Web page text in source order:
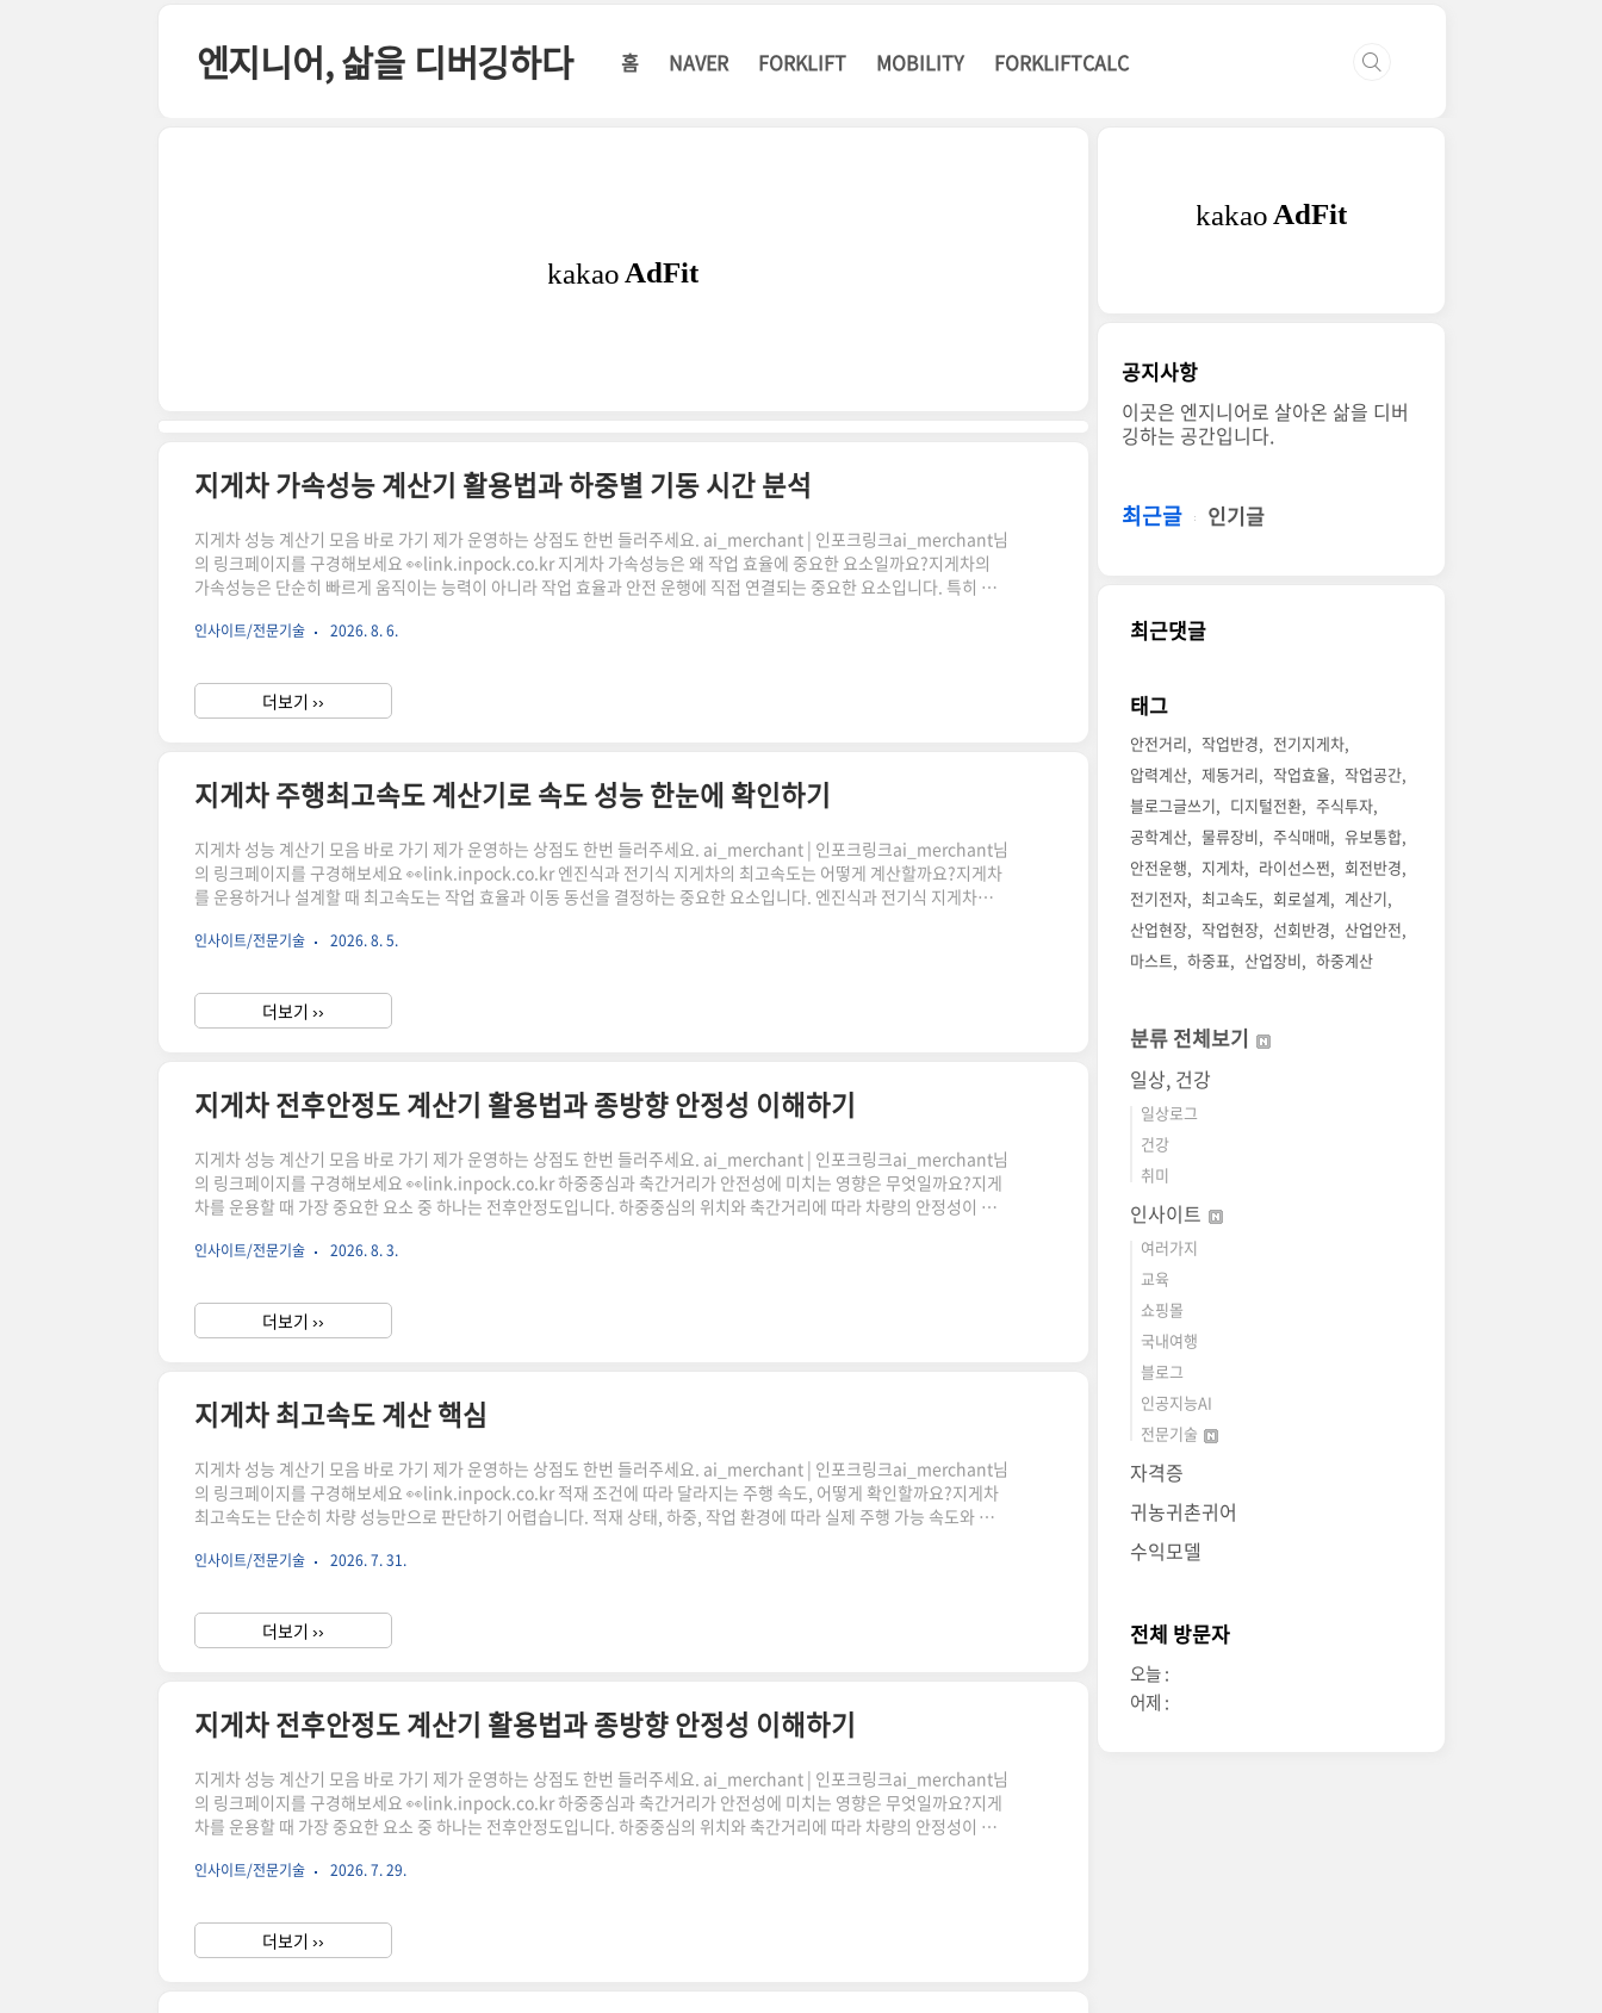
엔지니어, 삶을 디버깅하다 홈 NAVER FORKLIFT MOBILITY FORKLIFTCALC
지게차 가속성능 계산기 활용법과 하중별 기동 시간 분석
지게차 성능 계산기 모음 바로 가기 제가 운영하는 상점도 한번 들러주세요. ai_merchant | 인포크링크ai_merchant님
의 링크페이지를 구경해보세요 👀link.inpock.co.kr 지게차 가속성능은 왜 작업 효율에 중요한 요소일까요?지게차의
가속성능은 단순히 빠르게 움직이는 능력이 아니라 작업 효율과 안전 운행에 직접 연결되는 중요한 요소입니다. 특히 적
산기를 활용하면 하중 조건에 따른 가속 특성을 손쉽게 확인할 수 있습니다.지게차 가속성능이란 무엇인가쿠팡링크 클릭
인사이트/전문기술 2026. 8. 6.
더보기 ››
지게차 주행최고속도 계산기로 속도 성능 한눈에 확인하기
지게차 성능 계산기 모음 바로 가기 제가 운영하는 상점도 한번 들러주세요. ai_merchant | 인포크링크ai_merchant님
의 링크페이지를 구경해보세요 👀link.inpock.co.kr 엔진식과 전기식 지게차의 최고속도는 어떻게 계산할까요?지게차
를 운용하거나 설계할 때 최고속도는 작업 효율과 이동 동선을 결정하는 중요한 요소입니다. 엔진식과 전기식 지게차는
리고 속도 분석 시 확인해야 할 주요 항목을 살펴보겠습니다.지게차 최고속도가 중요한 이유지게차의 최고속도는 단순히
인사이트/전문기술 2026. 8. 5.
더보기 ››
지게차 전후안정도 계산기 활용법과 종방향 안정성 이해하기
지게차 성능 계산기 모음 바로 가기 제가 운영하는 상점도 한번 들러주세요. ai_merchant | 인포크링크ai_merchant님
의 링크페이지를 구경해보세요 👀link.inpock.co.kr 하중중심과 축간거리가 안전성에 미치는 영향은 무엇일까요?지게
차를 운용할 때 가장 중요한 요소 중 하나는 전후안정도입니다. 하중중심의 위치와 축간거리에 따라 차량의 안정성이 크
념과 계산 요소를 살펴보고, 관련 계산기를 활용하는 방법까지 함께 알아보겠습니다.전후안정도란 무엇인가쿠팡링크 클
인사이트/전문기술 2026. 8. 3.
더보기 ››
지게차 최고속도 계산 핵심
지게차 성능 계산기 모음 바로 가기 제가 운영하는 상점도 한번 들러주세요. ai_merchant | 인포크링크ai_merchant님
의 링크페이지를 구경해보세요 👀link.inpock.co.kr 적재 조건에 따라 달라지는 주행 속도, 어떻게 확인할까요?지게차
최고속도는 단순히 차량 성능만으로 판단하기 어렵습니다. 적재 상태, 하중, 작업 환경에 따라 실제 주행 가능 속도와 권
도구입니다.지게차 최고속도 계산이 중요한 이유지게차는 일반 차량과 달리 화물을 들어 올린 상태로 움직입니다.그래서
인사이트/전문기술 2026. 7. 31.
더보기 ››
지게차 전후안정도 계산기 활용법과 종방향 안정성 이해하기
지게차 성능 계산기 모음 바로 가기 제가 운영하는 상점도 한번 들러주세요. ai_merchant | 인포크링크ai_merchant님
의 링크페이지를 구경해보세요 👀link.inpock.co.kr 하중중심과 축간거리가 안전성에 미치는 영향은 무엇일까요?지게
차를 운용할 때 가장 중요한 요소 중 하나는 전후안정도입니다. 하중중심의 위치와 축간거리에 따라 차량의 안정성이 크
념과 계산 요소를 살펴보고, 관련 계산기를 활용하는 방법까지 함께 알아보겠습니다.전후안정도란 무엇인가쿠팡링크 클
인사이트/전문기술 2026. 7. 29.
더보기 ››
공지사항
이곳은 엔지니어로 살아온 삶을 디버
깅하는 공간입니다.
최근글 인기글
최근댓글
태그
안전거리 작업반경
전기지게차
압력계산
제동거리 작업효율
작업공간
블로그글쓰기
디지털전환
주식투자
공학계산
물류장비 주식매매
유보통합
안전운행
지게차 라이선스쩐
회전반경
전기전자
최고속도 회로설계
계산기
산업현장
작업현장 선회반경
산업안전
마스트
하중표 산업장비 하중계산
분류 전체보기
일상, 건강
일상로그
건강
취미
인사이트
여러가지
교육
쇼핑몰
국내여행
블로그
인공지능AI
전문기술
자격증
귀농귀촌귀어
수익모델
전체 방문자
오늘 :
어제 :